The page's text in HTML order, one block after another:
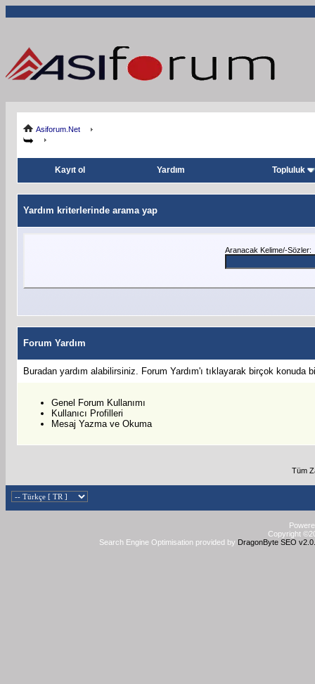
Asiforum.Net
Kayıt ol Yardım Topluluk
Yardım kriterlerinde arama yap
Aranacak Kelime/-Sözler:
Forum Yardım
Buradan yardım alabilirsiniz. Forum Yardım'ı tıklayarak birçok konuda
Genel Forum Kullanımı
Kullanıcı Profilleri
Mesaj Yazma ve Okuma
Tüm
Copyright
Search Engine Optimisation provided by DragonByte SEO